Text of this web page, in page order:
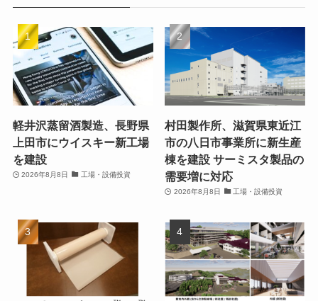
軽井沢蒸留酒製造、長野県
上田市にウイスキー新工場
を建設
2026年8月8日 工場・設備投資
村田製作所、滋賀県東近江
市の八日市事業所に新生産
棟を建設 サーミスタ製品の
需要増に対応
2026年8月8日 工場・設備投資